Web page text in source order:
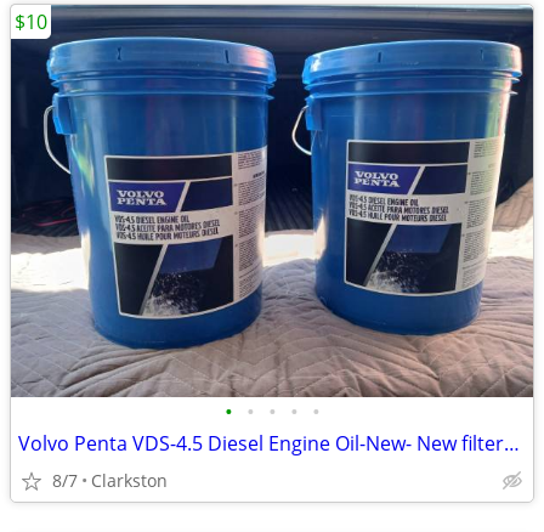
• • • • •
Volvo Penta VDS-4.5 Diesel Engine Oil-New- New filters22030848-22030
8/7 Clarkston
$10